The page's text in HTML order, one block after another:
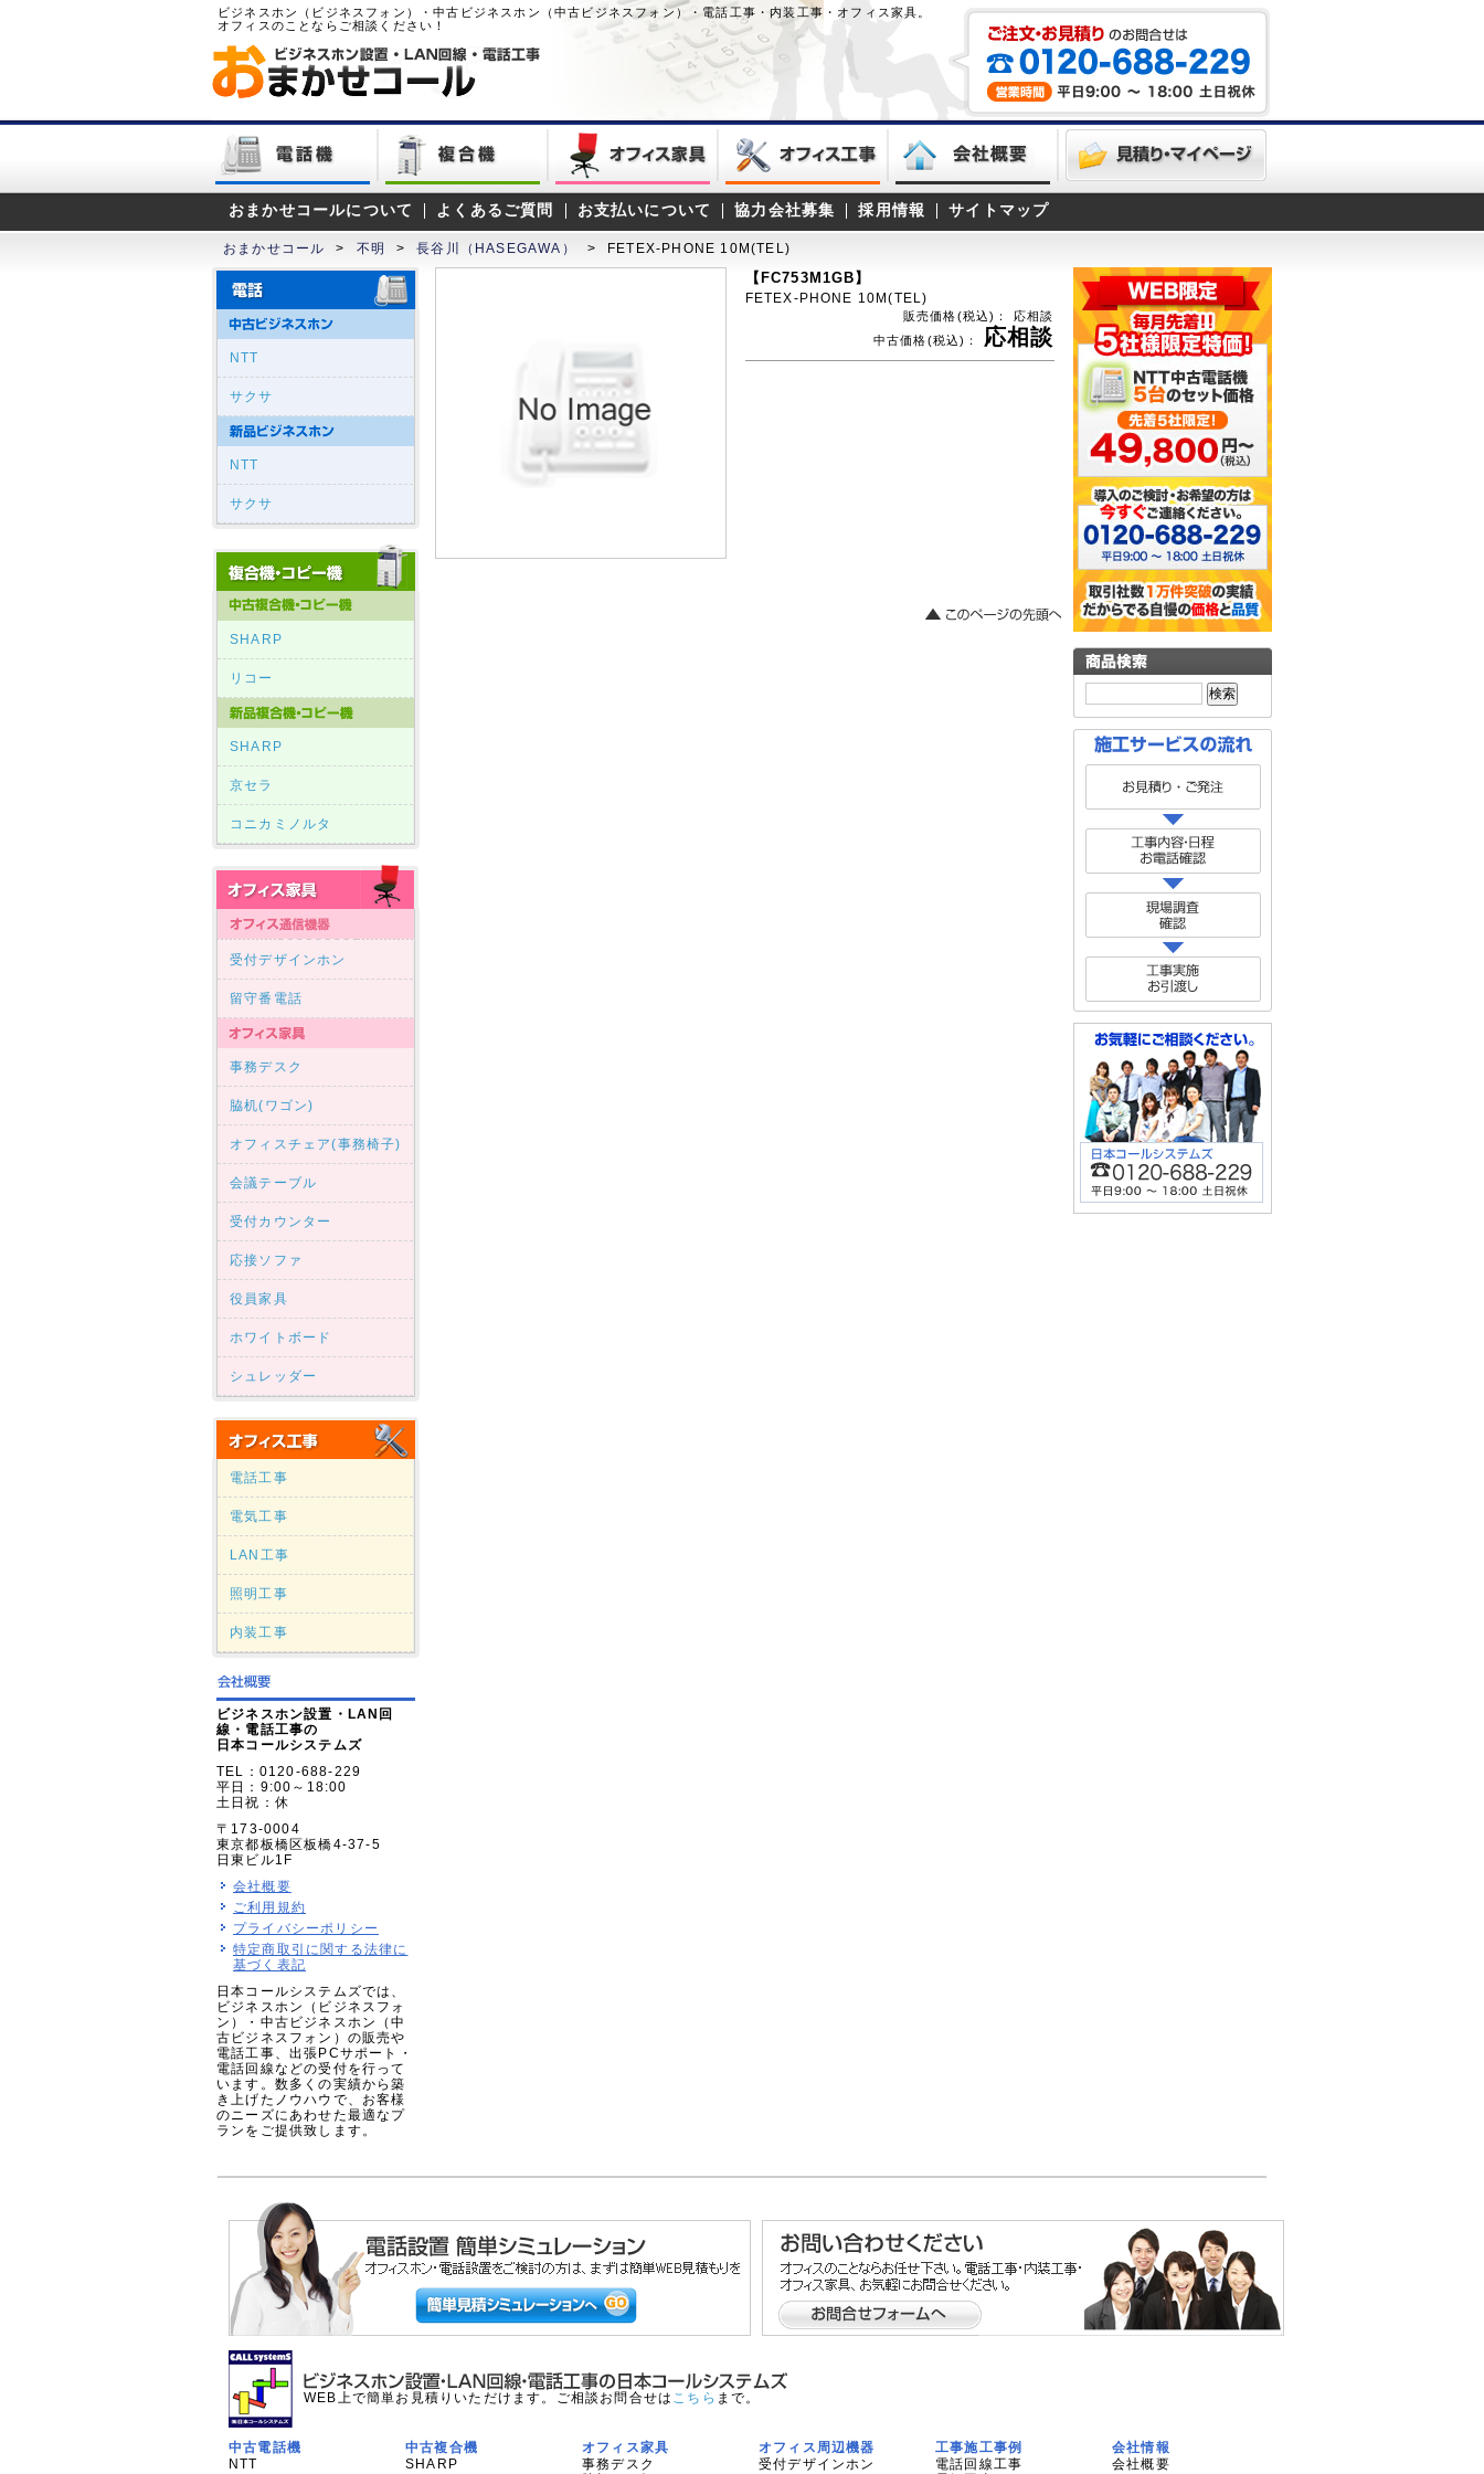
ビジネスホン（ビジネスフォン）・中古ビジネスホン（中古ビジネスフォン）・電話工事・内装工事・オフィス家具。
オフィスのことならご相談ください！
おまかせコールについて よくあるご質問 お支払いについて 協力会社募集 採用情報 サイトマップ
おまかせコール > 不明 > 長谷川（HASEGAWA） > FETEX-PHONE 10M(TEL)
NTT
サクサ
NTT
サクサ
SHARP
リコー
SHARP
京セラ
コニカミノルタ
受付デザインホン
留守番電話
事務デスク
脇机(ワゴン)
オフィスチェア(事務椅子)
会議テーブル
受付カウンター
応接ソファ
役員家具
ホワイトボード
シュレッダー
電話工事
電気工事
LAN工事
照明工事
内装工事
ビジネスホン設置・LAN回
線・電話工事の
日本コールシステムズ
TEL：0120-688-229
平日：9:00～18:00
土日祝：休
〒173-0004
東京都板橋区板橋4-37-5
日東ビル1F
会社概要
ご利用規約
プライバシーポリシー
特定商取引に関する法律に
基づく表記
日本コールシステムズでは、
ビジネスホン（ビジネスフォ
ン）・中古ビジネスホン（中
古ビジネスフォン）の販売や
電話工事、出張PCサポート・
電話回線などの受付を行って
います。数多くの実績から築
き上げたノウハウで、お客様
のニーズにあわせた最適なプ
ランをご提供致します。
【FC753M1GB】
FETEX-PHONE 10M(TEL)
販売価格(税込)：
応相談
中古価格(税込)：
応相談
WEB上で簡単お見積りいただけます。ご相談お問合せは こちら まで。
中古電話機
NTT
中古複合機
SHARP
オフィス家具
事務デスク
オフィス周辺機器
受付デザインホン
工事施工事例
電話回線工事
会社情報
会社概要